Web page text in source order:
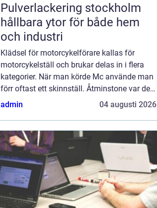
Pulverlackering stockholm
hållbara ytor för både hem
och industri
Klädsel för motorcykelförare kallas för
motorcykelställ och brukar delas in i flera
kategorier. När man körde Mc använde man
förr oftast ett skinnställ. Åtminstone var det
vanligt ända fram...
admin 04 augusti 2026